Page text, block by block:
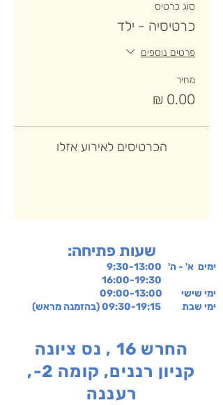
סוג כרטיס
כרטיסיה - ילד
פרטים נוספים
מחיר
הכרטיסים לאירוע אזלו
:שעות פתיחה
ימים א' - ה' 9:30-13:00
ימי שישי 09:00-13:00
ימי שבת 09:30-19:15 (בהזמנה מראש)
החרש 16 , נס ציונה
קניון רננים, קומה 2-,
רעננה